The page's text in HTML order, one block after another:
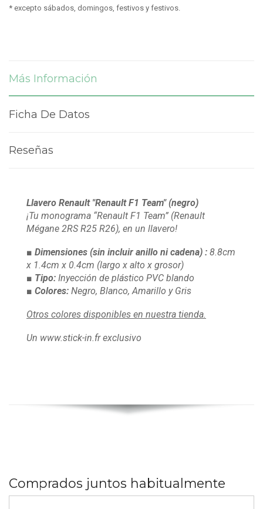
* excepto sábados, domingos, festivos y festivos.
Más Información
Ficha De Datos
Reseñas
Llavero Renault "Renault F1 Team" (negro)
¡Tu monograma “Renault F1 Team” (Renault
Mégane 2RS R25 R26), en un llavero!
■ Dimensiones (sin incluir anillo ni cadena) : 8.8cm
x 1.4cm x 0.4cm (largo x alto x grosor)
■ Tipo: Inyección de plástico PVC blando
■ Colores: Negro, Blanco, Amarillo y Gris
Otros colores disponibles en nuestra tienda.
Un www.stick-in.fr exclusivo
Comprados juntos habitualmente